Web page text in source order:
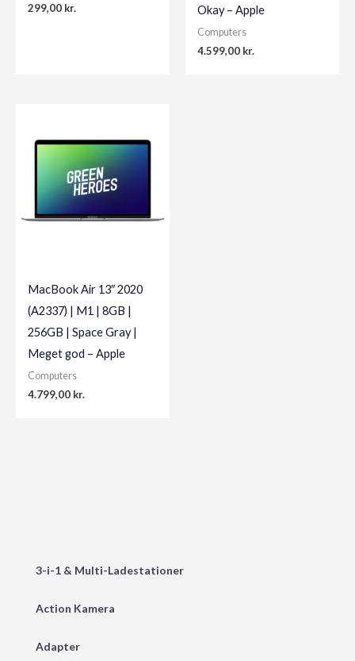
3-i-1 & Multi-Ladestationer
Action Kamera
Adapter
299,00 kr.
Okay – Apple
Computers
4.599,00 kr.
MacBook Air 13″ 2020
(A2337) | M1 | 8GB |
256GB | Space Gray |
Meget god – Apple
Computers
4.799,00 kr.